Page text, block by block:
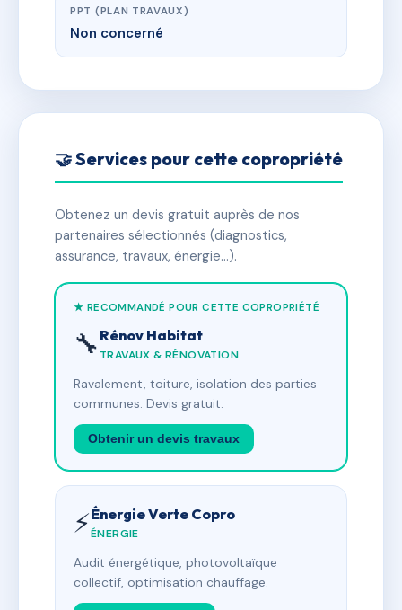
PPT (PLAN TRAVAUX)
Non concerné
🤝 Services pour cette copropriété
Obtenez un devis gratuit auprès de nos
partenaires sélectionnés (diagnostics,
assurance, travaux, énergie…).
★ RECOMMANDÉ POUR CETTE COPROPRIÉTÉ
🔧 Rénov Habitat
TRAVAUX & RÉNOVATION
Ravalement, toiture, isolation des parties
communes. Devis gratuit.
Obtenir un devis travaux
⚡Énergie Verte Copro
ÉNERGIE
Audit énergétique, photovoltaïque
collectif, optimisation chauffage.